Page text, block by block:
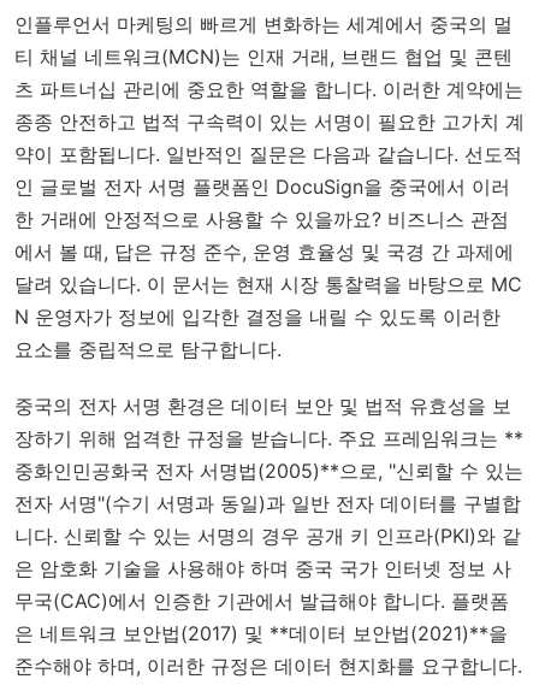
인플루언서 마케팅의 빠르게 변화하는 세계에서 중국의 멀
티 채널 네트워크(MCN)는 인재 거래, 브랜드 협업 및 콘텐
츠 파트너십 관리에 중요한 역할을 합니다. 이러한 계약에는
종종 안전하고 법적 구속력이 있는 서명이 필요한 고가치 계
약이 포함됩니다. 일반적인 질문은 다음과 같습니다. 선도적
인 글로벌 전자 서명 플랫폼인 DocuSign을 중국에서 이러
한 거래에 안정적으로 사용할 수 있을까요? 비즈니스 관점
에서 볼 때, 답은 규정 준수, 운영 효율성 및 국경 간 과제에
달려 있습니다. 이 문서는 현재 시장 통찰력을 바탕으로 MC
N 운영자가 정보에 입각한 결정을 내릴 수 있도록 이러한
요소를 중립적으로 탐구합니다.
중국의 전자 서명 환경은 데이터 보안 및 법적 유효성을 보
장하기 위해 엄격한 규정을 받습니다. 주요 프레임워크는 **
중화인민공화국 전자 서명법(2005)**으로, "신뢰할 수 있는
전자 서명"(수기 서명과 동일)과 일반 전자 데이터를 구별합
니다. 신뢰할 수 있는 서명의 경우 공개 키 인프라(PKI)와 같
은 암호화 기술을 사용해야 하며 중국 국가 인터넷 정보 사
무국(CAC)에서 인증한 기관에서 발급해야 합니다. 플랫폼
은 네트워크 보안법(2017) 및 **데이터 보안법(2021)**을
준수해야 하며, 이러한 규정은 데이터 현지화를 요구합니다.